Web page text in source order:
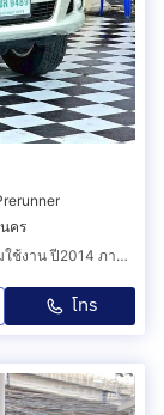
คร
TOYOTA VIGO CHAMP PRERUNER 2.5 E VN รถพร้อมใช้งาน ปี2014 ภายในดำ
โทร